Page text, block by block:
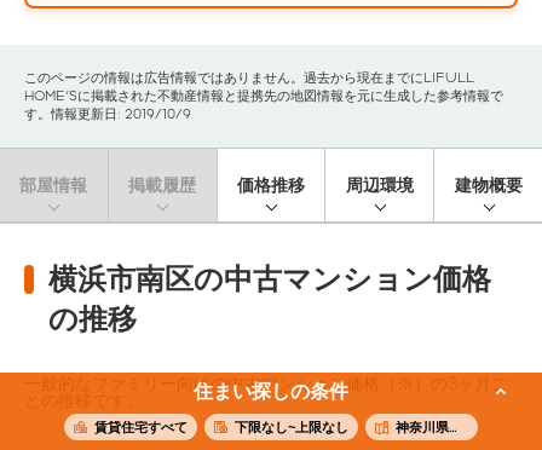
住まい探しの条件
賃貸住宅すべて 下限なし~上限なし 神奈川県横浜市南区
このページの情報は広告情報ではありません。過去から現在までにLIFULL
HOME'Sに掲載された不動産情報と提携先の地図情報を元に生成した参考情報で
す。情報更新日: 2019/10/9
部屋情報 掲載履歴 価格推移 周辺環境 建物概要
横浜市南区の中古マンション価格
の推移
一般的なファミリー向けの中古マンション価格（※）の3ヶ月ご